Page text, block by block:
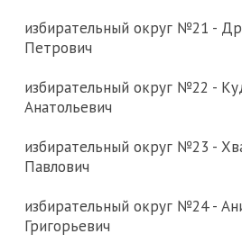
избирательный округ №21 -
Петрович
избирательный округ №22 -
Анатольевич
избирательный округ №23 -
Павлович
избирательный округ №24 -
Григорьевич